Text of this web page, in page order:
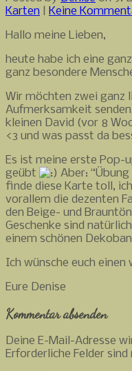
Karten
Keine
Hallo meine Lieben,
heute habe ich eine
ganz besondere
Wir möchten zwei ganz
Aufmerksamkeit
kleinen David (vor 8
<3 und was passt da
Es ist meine erste Pop-
geübt
Aber:
finde diese Karte toll,
vorallem die dezenten
den Beige- und
Geschenke sind
einem schönen
Ich wünsche euch einen
Eure Denise
Kommentar absenden
Deine E-Mail-Adresse
Erforderliche Felder